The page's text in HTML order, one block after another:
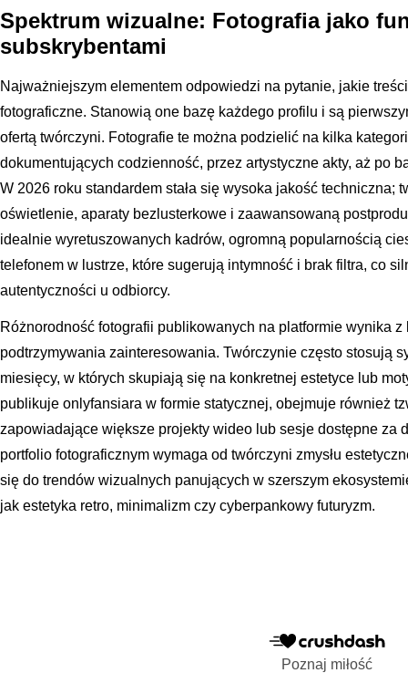
Spektrum wizualne: Fotografia jako
subskrybentami
Najważniejszym elementem odpowiedzi na pytanie, jakie
fotograficzne. Stanowią one bazę każdego profilu i są
ofertą twórczyni. Fotografie te można podzielić na kilka
dokumentujących codzienność, przez artystyczne akty, aż po
W 2026 roku standardem stała się wysoka jakość techniczna;
oświetlenie, aparaty bezlusterkowe i zaawansowaną
idealnie wyretuszowanych kadrów, ogromną popularnością
telefonem w lustrze, które sugerują intymność i brak filtra, co
autentyczności u odbiorcy.
Różnorodność fotografii publikowanych na platformie wynika z
podtrzymywania zainteresowania. Twórczynie często stosują
miesięcy, w których skupiają się na konkretnej estetyce lub
publikuje onlyfansiara w formie statycznej, obejmuje również
zapowiadające większe projekty wideo lub sesje dostępne za
portfolio fotograficznym wymaga od twórczyni zmysłu
się do trendów wizualnych panujących w szerszym
jak estetyka retro, minimalizm czy cyberpankowy futuryzm.
Poznaj miłość